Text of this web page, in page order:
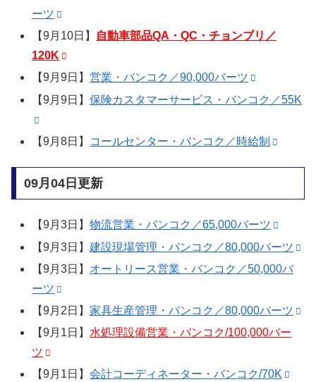
ーツ
【9月10日】
自動車部品QA・QC・チョンブリ／
120K
【9月9日】営業・バンコク／90,000バーツ
【9月9日】保険カスタマーサービス・バンコク／55K
【9月8日】 コールセンター・バンコク／時給制
09月04日更新
【9月3日】物流営業・バンコク／65,000バーツ
【9月3日】建設現場管理・バンコク／80,000バーツ
【9月3日】 オートリース営業・バンコク／50,000バ
ーツ
【9月2日】家具生産管理・バンコク／80,000バーツ
【9月1日】 水処理設備営業・バンコク/100,000バー
ツ
【9月1日】会計コーディネーター・バンコク/70K